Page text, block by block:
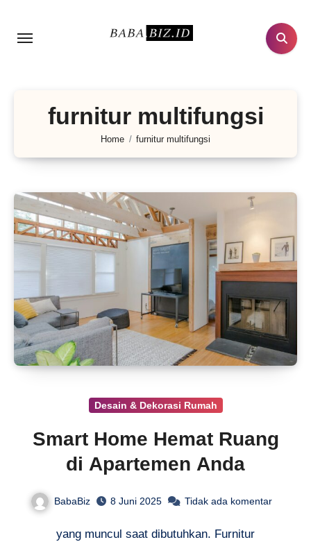
furnitur multifungsi
Home furnitur multifungsi
Desain & Dekorasi Rumah
Smart Home Hemat Ruang
di Apartemen Anda
BabaBiz 8 Juni 2025 Tidak ada komentar
yang muncul saat dibutuhkan. Furnitur